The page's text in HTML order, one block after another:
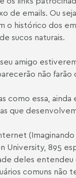
de emails. Ou
o histórico dos
sucos naturais.
amigo
não farão
como essa,
que
University, 895
deles
comuns